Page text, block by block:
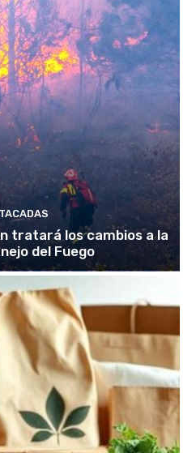
tratará los cambios a la
del Fuego